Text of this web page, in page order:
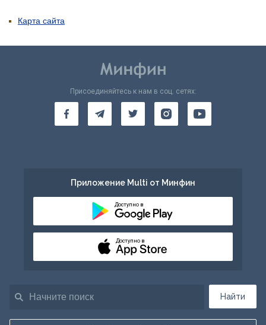
Карта сайта
Найти
Присоединяйтесь к нам в соц. сетях:
Приложение Multi от Минфин
Доступно в
Доступно в